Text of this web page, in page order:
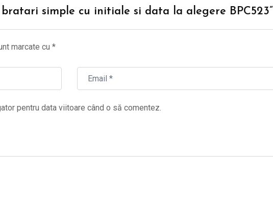
simple cu initiale si data la alegere BPC523”
marcate cu *
pentru data viitoare când o să comentez.